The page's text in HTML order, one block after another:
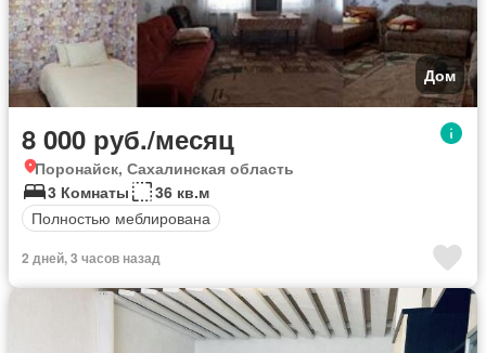
Дом
8 000 руб./месяц
Поронайск, Сахалинская область
3 Комнаты
36 кв.м
Полностью меблирована
2 дней, 3 часов назад